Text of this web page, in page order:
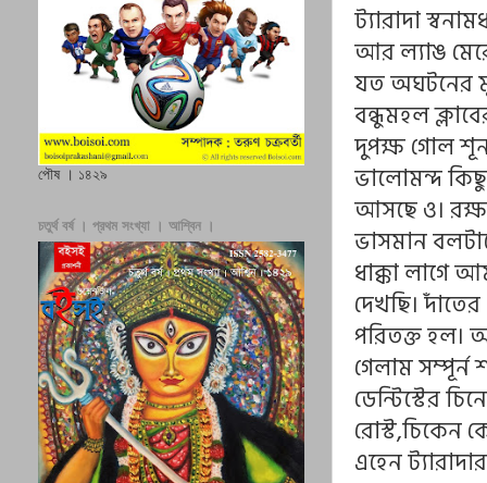
ট্যারাদা
আর ল্যাঙ
যত অঘটনের
বন্ধুমহল
দুপক্ষ গোল
ভালোমন্দ
আসছে ও।
ভাসমান
ধাক্কা লাগে
দেখছি।
পরিতক্ত হল।
গেলাম
ডেন্টিস্টের
রোস্ট,চিকেন
এহেন
পৌষ । ১৪২৯
চতুর্থ বর্ষ । প্রথম সংখ্যা । আশ্বিন ।